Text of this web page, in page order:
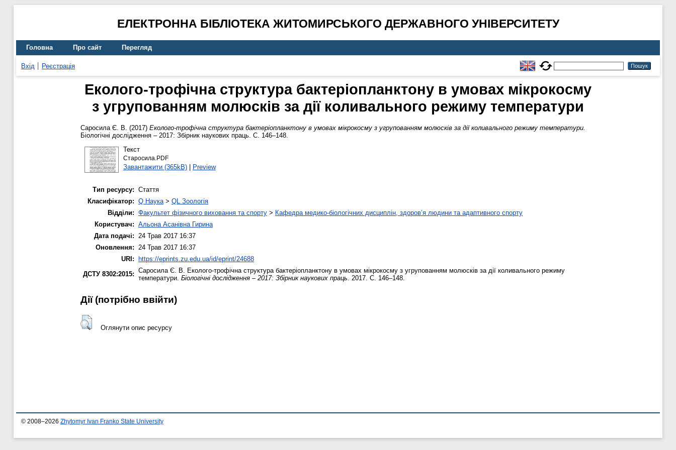
ЕЛЕКТРОННА БІБЛІОТЕКА ЖИТОМИРСЬКОГО ДЕРЖАВНОГО УНІВЕРСИТЕТУ
Головна Про сайт Перегляд
Вхід Реєстрація
Еколого-трофічна структура бактеріопланктону в умовах мікрокосму
з угрупованням молюсків за дії коливального режиму температури
Саросила Є. В. (2017) Еколого-трофічна структура бактеріопланктону в умовах мікрокосму з угрупованням молюсків за дії коливального режиму температури.
Біологічні дослідження – 2017: Збірник наукових праць. С. 146–148.
Текст
Старосила.PDF
Завантажити (365kB)| Preview
Тип ресурсу: Стаття
Класифікатор: Q Наука> QL Зоологія
Відділи: Факультет фізичного виховання та спорту > Кафедра медико-біологічних дисциплін, здоров’я людини та адаптивного спорту
Користувач: Альона Асанівна Гирина
Дата подачі: 24 Трав 2017 16:37
Оновлення: 24 Трав 2017 16:37
URI:
https://eprints.zu.edu.ua/id/eprint/24688
ДСТУ 8302:2015: Саросила Є. В. Еколого-трофічна структура бактеріопланктону в умовах мікрокосму з угрупованням молюсків за дії коливального режиму
температури. Біологічні дослідження – 2017: Збірник наукових праць. 2017. С. 146–148.
Дії ​​(потрібно ввійти)
Оглянути опис ресурсу
© 2008–2026 Zhytomyr Ivan Franko State University